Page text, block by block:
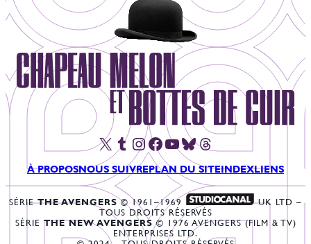
X Tumblr Instagram Facebook YouTube Bluesky Threads
À PROPOSNOUS SUIVREPLAN DU SITEINDEXLIENS
SÉRIETHE AVENGERS© 1961–1969
UK LTD –
TOUS DROITS RÉSERVÉS
SÉRIE THE NEW AVENGERS © 1976 AVENGERS (FILM & TV)
ENTERPRISES LTD.